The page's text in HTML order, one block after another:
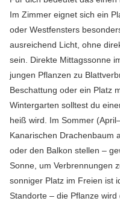
Im Zimmer eignet sich ein
oder Westfensters
ausreichend Licht, ohne
sein. Direkte Mittagssonne
jungen Pflanzen zu
Beschattung oder ein Platz
Wintergarten solltest du
heiß wird. Im Sommer
Kanarischen Drachenbaum
oder den Balkon stellen –
Sonne, um Verbrennungen
sonniger Platz im Freien ist
Standorte – die Pflanze